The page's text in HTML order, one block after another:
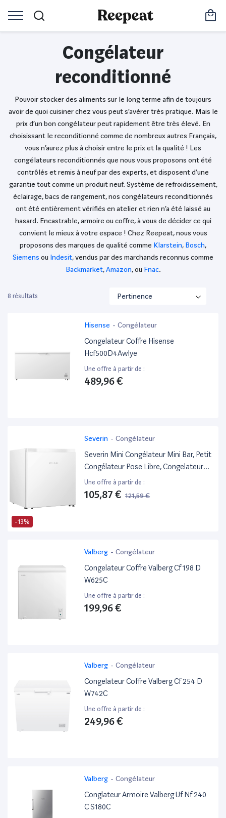
Congélateur
reconditionné
Pouvoir stocker des aliments sur le long terme afin de toujours
avoir de quoi cuisiner chez vous peut s’avérer très pratique. Mais le
prix d’un bon congélateur peut rapidement être très élevé. En
choisissant le reconditionné comme de nombreux autres Français,
vous n’aurez plus à choisir entre le prix et la qualité ! Les
congélateurs reconditionnés que nous vous proposons ont été
contrôlés et remis à neuf par des experts, et disposent d’une
garantie tout comme un produit neuf. Système de refroidissement,
éclairage, bacs de rangement, nos congélateurs reconditionnés
ont été entièrement vérifiés en atelier et rien n’a été laissé au
hasard. Encastrable, armoire ou coffre, à vous de décider ce qui
convient le mieux à votre espace ! Chez Reepeat, nous vous
proposons des marques de qualité comme Klarstein, Bosch,
Siemens ou Indesit, vendus par des marchands reconnus comme
Backmarket,Amazon, ou Fnac.
8 résultats
Hisense - Congélateur
Congelateur Coffre Hisense
Hcf500D4Awlye
Une offre à partir de :
489,96 €
-13%
Severin - Congélateur
Severin Mini Congélateur Mini Bar, Petit
Congélateur Pose Libre, Congelateur
Compact De Largeur 44,5 Cm, 32
Litres, Classe Énergétique E, 148
Une offre à partir de :
105,87 € 121,59 €
Valberg - Congélateur
Congelateur Coffre Valberg Cf 198 D
W625C
Une offre à partir de :
199,96 €
Valberg - Congélateur
Congelateur Coffre Valberg Cf 254 D
W742C
Une offre à partir de :
249,96 €
Valberg - Congélateur
Conglateur Armoire Valberg Uf Nf 240
C S180C